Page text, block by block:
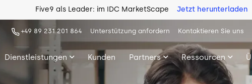
Five9 als Leader: im IDC MarketScape Jetzt herunterladen
+49 89 231 201 864 Unterstützung anfordern Kontaktieren Sie uns
Dienstleistungen Kunden Partners Ressourcen